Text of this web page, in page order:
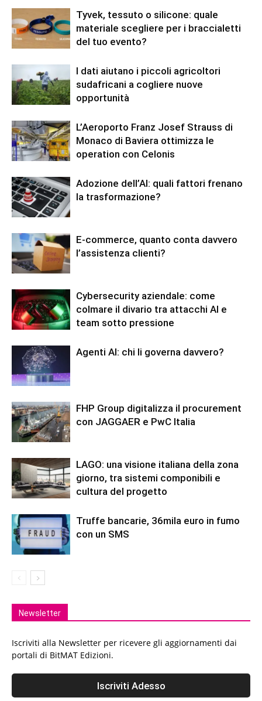
Tyvek, tessuto o silicone: quale
materiale scegliere per i braccialetti
del tuo evento?
I dati aiutano i piccoli agricoltori
sudafricani a cogliere nuove
opportunità
L’Aeroporto Franz Josef Strauss di
Monaco di Baviera ottimizza le
operation con Celonis
Adozione dell’AI: quali fattori frenano
la trasformazione?
E-commerce, quanto conta davvero
l’assistenza clienti?
Cybersecurity aziendale: come
colmare il divario tra attacchi AI e
team sotto pressione
Agenti AI: chi li governa davvero?
FHP Group digitalizza il procurement
con JAGGAER e PwC Italia
LAGO: una visione italiana della zona
giorno, tra sistemi componibili e
cultura del progetto
Truffe bancarie, 36mila euro in fumo
con un SMS
Newsletter
Iscriviti alla Newsletter per ricevere gli aggiornamenti dai
portali di BitMAT Edizioni.